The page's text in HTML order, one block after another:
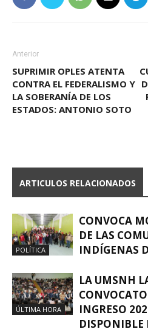
Anterior
SUPRIMIR OPLES ATENTA
CONTRA EL FEDERALISMO Y
LA SOBERANÍA DE LOS
ESTADOS: ANTONIO SOTO
ARTICULOS RELACIONADOS
POLÍTICA
CONVOCA
DE LAS
INDÍGENAS
ÚLTIMA HORA
LA UMSNH
INGRESO
DISPONIBLE